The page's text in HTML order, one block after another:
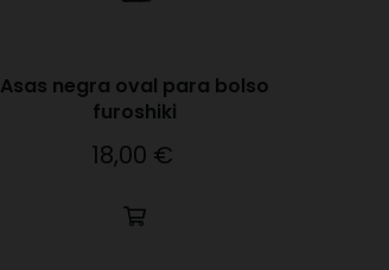
Asas negra oval para bolso
furoshiki
Precio
18,00 €